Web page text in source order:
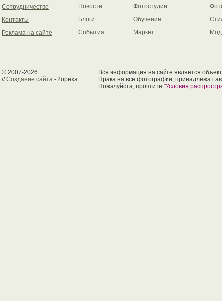
Сотрудничество
Контакты
Реклама на сайте
Новости
Блоги
События
Фотостудии
Обучение
Маркет
© 2007-2026.
//Создание сайта - 2opexa
Вся информация на сайте является
Права на все фотографии, принадлежат
Пожалуйста, прочтите "Условия